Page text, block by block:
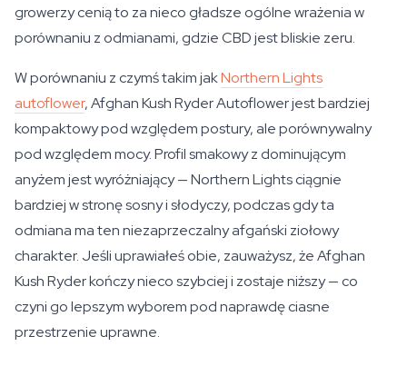
growerzy cenią to za nieco gładsze ogólne wrażenia w
porównaniu z odmianami, gdzie CBD jest bliskie zeru.
W porównaniu z czymś takim jakNorthern Lights
autoflower, Afghan Kush Ryder Autoflower jest bardziej
kompaktowy pod względem postury, ale porównywalny
pod względem mocy. Profil smakowy z dominującym
anyżem jest wyróżniający — Northern Lights ciągnie
bardziej w stronę sosny i słodyczy, podczas gdy ta
odmiana ma ten niezaprzeczalny afgański ziołowy
charakter. Jeśli uprawiałeś obie, zauważysz, że Afghan
Kush Ryder kończy nieco szybciej i zostaje niższy — co
czyni go lepszym wyborem pod naprawdę ciasne
przestrzenie uprawne.